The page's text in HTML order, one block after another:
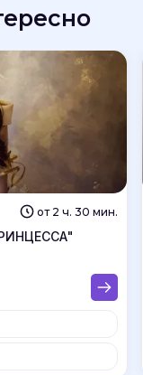
от 2 ч. 30 мин.